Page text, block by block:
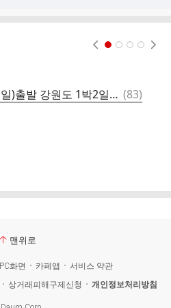
마감 합니다:9월28일(월요일)출발 강원도 1박2일 범띠방 희수여행 참석자명단 댓
글
(83)
맨위로
PC화면 카페앱
서비스 약관
상거래피해구제신청 개인정보처리방침